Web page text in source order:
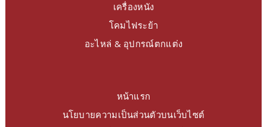
เครื่องหนัง
โคมไฟระย้า
อะไหล่ & อุปกรณ์ตกแต่ง
หน้าแรก
นโยบายความเป็นส่วนตัวบนเว็บไซต์